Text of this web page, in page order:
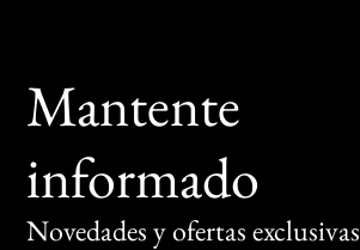
Mantente
informado
Novedades y ofertas exclusivas